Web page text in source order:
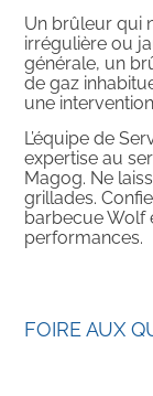
Un brûleur qui
irrégulière ou
générale, un
de gaz
une
L’équipe de
expertise au
Magog. Ne
grillades.
barbecue Wolf
performances.
FOIRE AUX